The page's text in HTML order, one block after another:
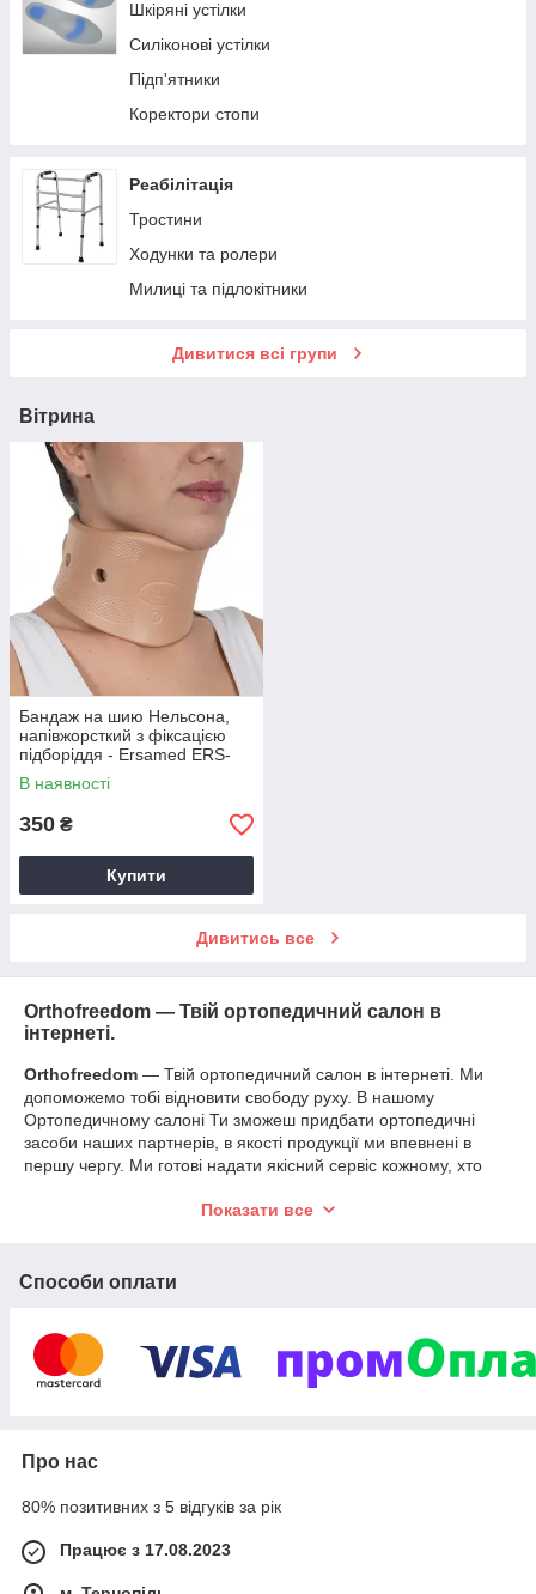
Шкіряні устілки
Силіконові устілки
Підп'ятники
Коректори стопи
Реабілітація
Тростини
Ходунки та ролери
Милиці та підлокітники
Дивитися всі групи
Вітрина
Бандаж на шию Нельсона,
напівжорсткий з фіксацією
підборіддя - Ersamed ERS-
110
В наявності
350 ₴
Купити
Дивитись все
Orthofreedom — Твій ортопедичний салон в
інтернеті.
Orthofreedom — Твій ортопедичний салон в інтернеті. Ми
допоможемо тобі відновити свободу руху. В нашому
Ортопедичному салоні Ти зможеш придбати ортопедичні
засоби наших партнерів, в якості продукції ми впевнені в
першу чергу. Ми готові надати якісний сервіс кожному, хто
В нашому салоні представлені ортопедичні вироби
придбати позицію, яка допоможе їм комфортніше почуватися
асортимент:
Бандажна продукція
Засоби догляду за стопою
Основним нашим партнером є
їхня лінійка
ТМ SUPPORT LINE
Показати все
Способи оплати
Про нас
80% позитивних з 5 відгуків за рік
Працює з 17.08.2023